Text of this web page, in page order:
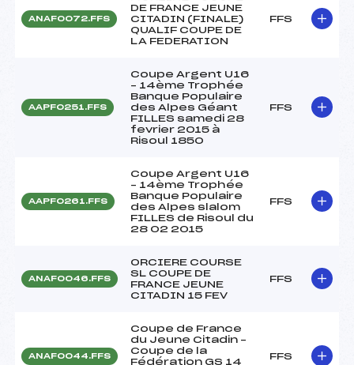
ANAF0072.FFS
DE FRANCE JEUNE
CITADIN (FINALE)
QUALIF COUPE DE
LA FEDERATION
FFS
AAPF0251.FFS
Coupe Argent U16
– 14ème Trophée
Banque Populaire
des Alpes Géant
FILLES samedi 28
fevrier 2015 à
Risoul 1850
FFS
AAPF0261.FFS
Coupe Argent U16
– 14ème Trophée
Banque Populaire
des Alpes slalom
FILLES de Risoul du
28 02 2015
FFS
ANAF0046.FFS
ORCIERE COURSE
SL COUPE DE
FRANCE JEUNE
CITADIN 15 FEV
FFS
ANAF0044.FFS
Coupe de France
du Jeune Citadin –
Coupe de la
Fédération GS 14
FFS